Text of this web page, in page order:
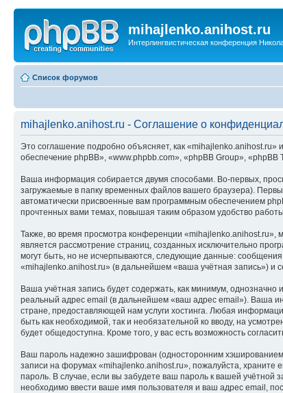
mihajlenko.anihost.ru
Интерлингвистическая конференция
Список форумов
mihajlenko.anihost.ru - Соглашение о
Это соглашение подробно объясняет, как
обеспечение phpBB», «www.phpbb.com», «phpBB Group»,
Ваша информация собирается двумя способами. Во-первых,
загружаемые в папку временных файлов вашего браузера).
автоматически присвоенные вам программным обеспечением
прочтенных вами темах, повышая таким образом удобство
Также, во время просмотра конференции «mihajlenko.anihost.ru»,
является рассмотрение страниц, созданных исключительно
могут быть, но не исчерпываются, следующие данные:
«mihajlenko.anihost.ru» (в дальнейшем «ваша учётная запись») и
Ваша учётная запись будет содержать, как минимум,
реальный адрес email (в дальнейшем «ваш адрес email»). Ваша
стране, предоставляющей нам услуги хостинга. Любая
быть как необходимой, так и необязательной ко вводу, на
будет общедоступна. Кроме того, у вас есть возможность
Ваш пароль надежно зашифрован (односторонним
записи на форумах «mihajlenko.anihost.ru», пожалуйста, храните
пароль. В случае, если вы забудете ваш пароль к вашей
необходимо ввести ваше имя пользователя и ваш адрес email,